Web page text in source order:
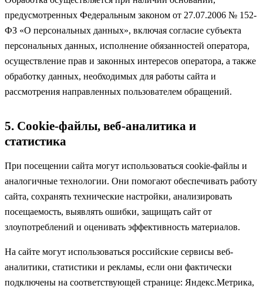
предусмотренных Федеральным законом от 27.07.2006 № 152-
ФЗ «О персональных данных», включая согласие субъекта
персональных данных, исполнение обязанностей оператора,
осуществление прав и законных интересов оператора, а также
обработку данных, необходимых для работы сайта и
рассмотрения направленных пользователем обращений.
5. Cookie-файлы, веб-аналитика и
статистика
При посещении сайта могут использоваться cookie-файлы и
аналогичные технологии. Они помогают обеспечивать работу
сайта, сохранять технические настройки, анализировать
посещаемость, выявлять ошибки, защищать сайт от
злоупотреблений и оценивать эффективность материалов.
На сайте могут использоваться российские сервисы веб-
аналитики, статистики и рекламы, если они фактически
подключены на соответствующей странице: Яндекс.Метрика,